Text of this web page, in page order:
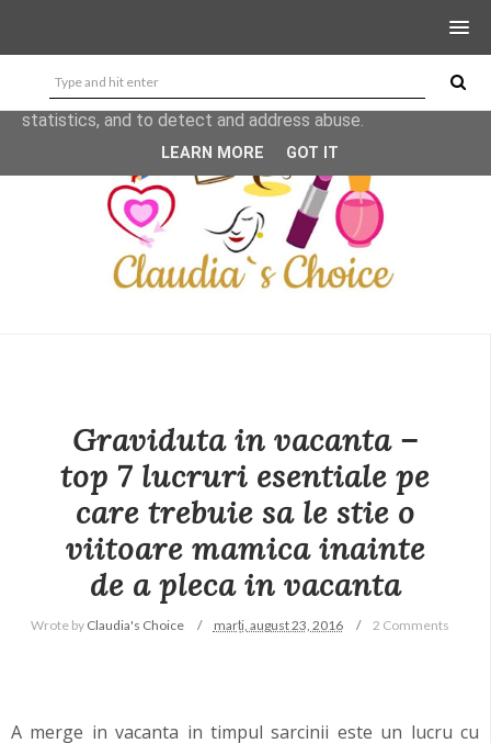
Graviduta in vacanta –
top 7 lucruri esentiale pe
care trebuie sa le stie o
viitoare mamica inainte
de a pleca in vacanta
Wrote by Claudia's Choice marți, august 23, 2016 2 Comments
A merge in vacanta in timpul sarcinii este un lucru cu
This site uses cookies from Google to deliver its services
and to analyze traffic. Your IP address and user-agent are
shared with Google along with performance and security
metrics to ensure quality of service, generate usage
statistics, and to detect and address abuse.
LEARN MORE GOT IT